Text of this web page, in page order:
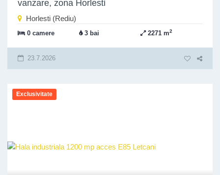
vanzare, zona Horlesti
Horlesti (Rediu)
0 camere 3 bai 2271 m2
23.7.2026
Exclusivitate